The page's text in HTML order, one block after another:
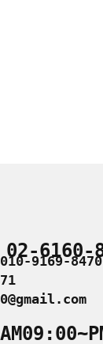
6160-
9169-8470